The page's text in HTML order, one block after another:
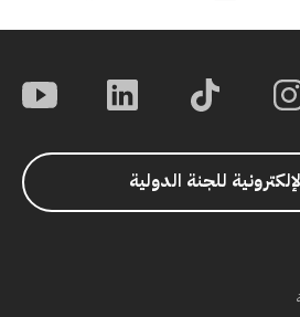
للجنة الدولية